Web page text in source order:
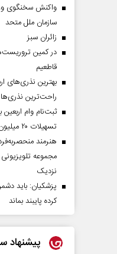
واکنش سخنگوی
سازمان ملل متحد
‌زائران سبز
در کمین
قاطعیم
بهترین نذری‌های
راحت‌ترین نذری‌ها
ثبت‌نام وام
تسهیلات ۲۰ میلیون تومانی با سود ۵ درصد
مجموعه
نزدیک
پزشکیان: باید
کرده پایبند بماند
پیشنهاد